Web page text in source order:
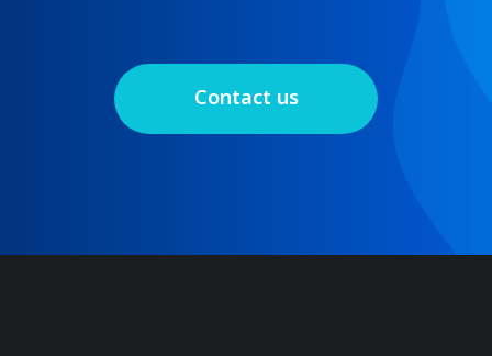
Contact us